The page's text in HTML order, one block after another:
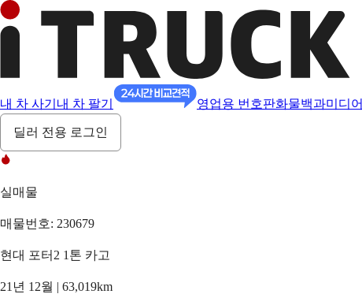
내 차 사기 내 차 팔기 영업용 번호판화물백과미디어
딜러 전용 로그인
실매물
매물번호: 230679
현대 포터2 1톤 카고
21년 12월 | 63,019km